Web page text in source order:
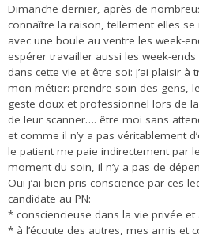
Dimanche dernier, après de
connaître la raison, tellement elles
avec une boule au ventre les week-
espérer travailler aussi les week-
dans cette vie et être soi: j’ai plaisir à
mon métier: prendre soin des gens,
geste doux et professionnel lors de
de leur scanner…. être moi sans
et comme il n’y a pas véritablement
le patient me paie indirectement par
moment du soin, il n’y a pas de
Oui j’ai bien pris conscience par ces
candidate au PN:
* consciencieuse dans la vie privée
* à l’écoute des autres, mes amis et